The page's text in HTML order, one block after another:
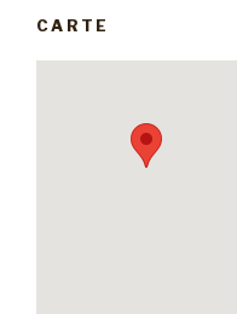
CARTE